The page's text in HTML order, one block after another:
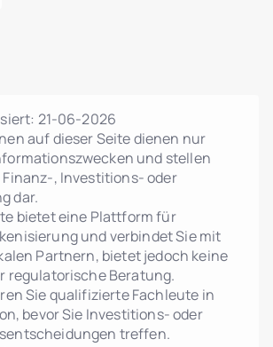
21-06-2026
auf dieser Seite dienen nur
und stellen
, Investitions- oder
dar.
bietet eine Plattform für
und verbindet Sie mit
Partnern, bietet jedoch keine
regulatorische Beratung.
Sie qualifizierte Fachleute in
bevor Sie Investitions- oder
treffen.